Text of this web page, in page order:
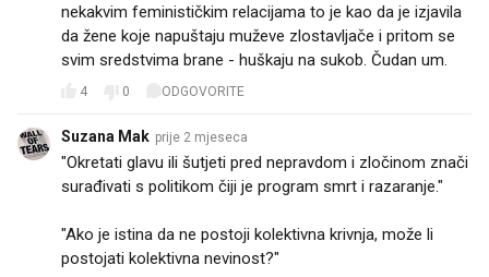
nekakvim feminističkim relacijama to je kao da je izjavila
da žene koje napuštaju muževe zlostavljače i pritom se
svim sredstvima brane - huškaju na sukob. Čudan um.
4 0 ODGOVORITE
Suzana Mak prije 2 mjeseca
"Okretati glavu ili šutjeti pred nepravdom i zločinom znači
surađivati s politikom čiji je program smrt i razaranje."
"Ako je istina da ne postoji kolektivna krivnja, može li
postojati kolektivna nevinost?"